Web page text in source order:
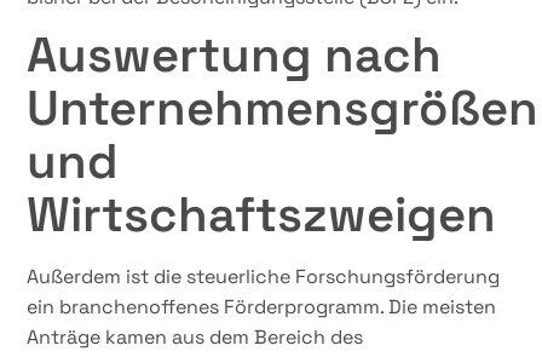
Auswertung nach
Unternehmensgrößen
und
Wirtschaftszweigen
Außerdem ist die steuerliche Forschungsförderung
ein branchenoffenes Förderprogramm. Die meisten
Anträge kamen aus dem Bereich des